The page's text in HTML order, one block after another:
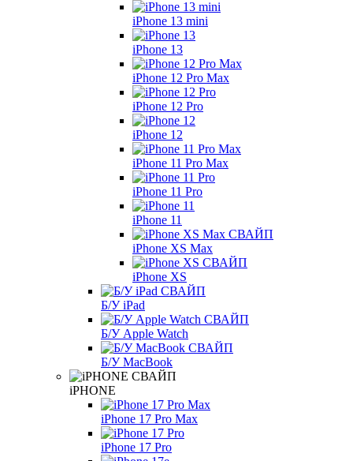
iPhone 13 mini
iPhone 13
iPhone 12 Pro Max
iPhone 12 Pro
iPhone 12
iPhone 11 Pro Max
iPhone 11 Pro
iPhone 11
iPhone XS Max
iPhone XS
Б/У iPad
Б/У Apple Watch
Б/У MacBook
iPHONE
iPhone 17 Pro Max
iPhone 17 Pro